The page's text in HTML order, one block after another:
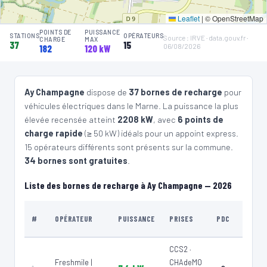
🧭 S'y rendre
4 FRESHMILE | FR*FR1
Freshmile France/LLNAEE4ND2CBO9
🅿️ Parking privé à usage public
Recharge gratuite
CB acceptée
Accès libre
Réservable 🏍️ 2 roues
🧭 S'y rendre
FRESHMILE | FR*FR1
Freshmile France/MEYJUE0LKV
⚡ 22 kW CCS2 · CHAdeMO · Type 2 · EF
20 PDC
Accès libre
Réservable 🏍️ 2 roues
FRESHMILE | FR*FR1
Leaflet | © OpenStreetMap
STATIONS
37
POINTS DE
CHARGE
182
PUISSANCE
MAX
120 kW
OPÉRATEURS
15
Source : IRVE · data.gouv.fr ·
06/08/2026
Ay Champagne dispose de 37 bornes de recharge pour
véhicules électriques dans le Marne. La puissance la plus
élevée recensée atteint 2208 kW, avec 6 points de
charge rapide (≥ 50 kW) idéals pour un appoint express.
15 opérateurs différents sont présents sur la commune.
34 bornes sont gratuites
Liste des bornes de recharge à Ay Champagne — 2026
# OPÉRATEUR PUISSANCE PRISES PDC
Freshmile |
CCS2 ·
CHAdeMO